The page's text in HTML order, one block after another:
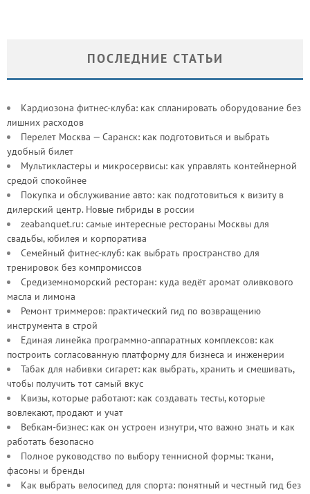
ПОСЛЕДНИЕ СТАТЬИ
Кардиозона фитнес-клуба: как спланировать оборудование без
лишних расходов
Перелет Москва — Саранск: как подготовиться и выбрать
удобный билет
Мультикластеры и микросервисы: как управлять контейнерной
средой спокойнее
Покупка и обслуживание авто: как подготовиться к визиту в
дилерский центр. Новые гибриды в россии
zeabanquet.ru: самые интересные рестораны Москвы для
свадьбы, юбилея и корпоратива
Семейный фитнес-клуб: как выбрать пространство для
тренировок без компромиссов
Средиземноморский ресторан: куда ведёт аромат оливкового
масла и лимона
Ремонт триммеров: практический гид по возвращению
инструмента в строй
Единая линейка программно-аппаратных комплексов: как
построить согласованную платформу для бизнеса и инженерии
Табак для набивки сигарет: как выбрать, хранить и смешивать,
чтобы получить тот самый вкус
Квизы, которые работают: как создавать тесты, которые
вовлекают, продают и учат
Вебкам-бизнес: как он устроен изнутри, что важно знать и как
работать безопасно
Полное руководство по выбору теннисной формы: ткани,
фасоны и бренды
Как выбрать велосипед для спорта: понятный и честный гид без